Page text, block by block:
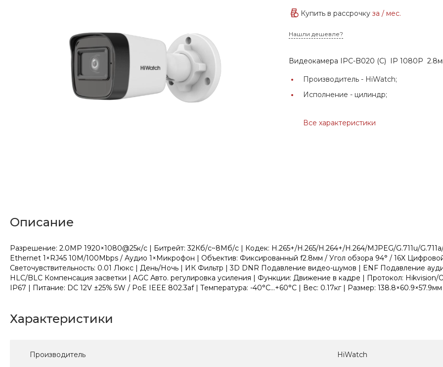
Купить в рассрочкуза/ мес.
Нашли дешевле?
Видеокамера IPC-B020 (С) IP 1080P
Производитель - HiWatch;
Исполнение - цилиндр;
Все характеристики
Описание
Разрешение: 2.0МР 1920×1080@25к/с | Битрейт: 32Кб/с~8Мб/с | Кодек: H.265+/H.265/H.264+/H.264/MJPEG/G.711u/
Ethernet 1×RJ45 10M/100Mbps / Аудио 1×Микрофон | Объектив: Фиксированный f2.8мм / Угол обзора 94° / 16X
Светочувствительность: 0.01 Люкс | День/Ночь | ИК Фильтр | 3D DNR Подавление видео-шумов | ENF Подавление
HLC/BLC Компенсация засветки | AGC Авто. регулировка усиления | Функции: Движение в кадре | Протокол:
IP67 | Питание: DC 12V ±25% 5W / PoE IEEE 802.3af | Температура: -40°C...+60°C | Вес: 0.17кг | Размер: 138.8×60.9×57.9мм
Характеристики
Производитель HiWatch